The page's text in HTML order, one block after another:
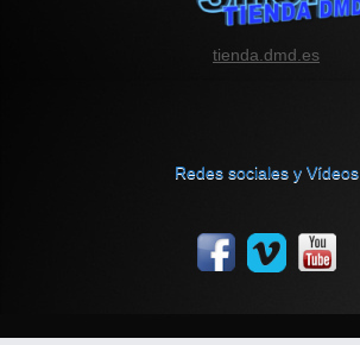
tienda.dmd.es
Redes sociales y Vídeos